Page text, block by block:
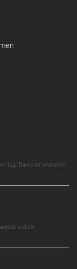
Tag. Damit ist und bleibt
und ein